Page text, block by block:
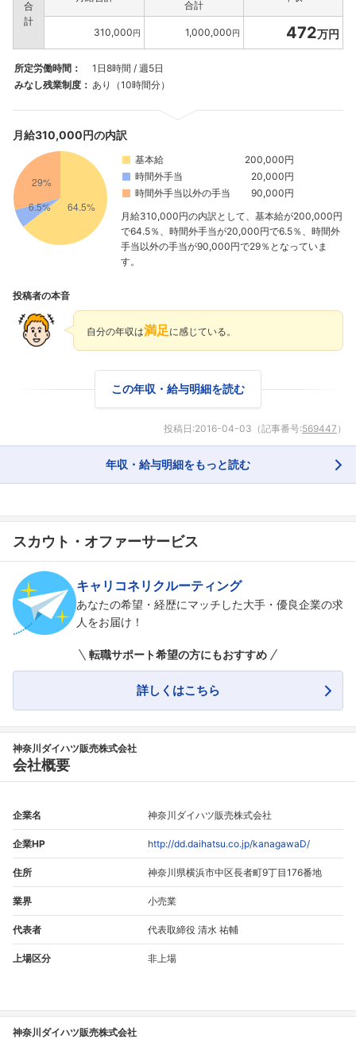
フォローしました
合
計
合計
310,000円 1,000,000円 472万円
所定労働時間：
1日8時間 / 週5日
みなし残業制度： あり（10時間分）
月給310,000円の内訳
基本給
200,000円
時間外手当
20,000円
時間外手当以外の手当
90,000円
月給310,000円の内訳として、基本給が200,000円
で64.5％、時間外手当が20,000円で6.5％、時間外
手当以外の手当が90,000円で29％となっていま
す。
投稿者の本音
自分の年収は満足 に感じている。
この年収・給与明細を読む
投稿日:2016-04-03 （記事番号:569447 ）
年収・給与明細をもっと読む
スカウト・オファーサービス
キャリコネリクルーティング
あなたの希望・経歴にマッチした大手・優良企業の求
人をお届け！
転職サポート希望の方にもおすすめ
詳しくはこちら
神奈川ダイハツ販売株式会社
会社概要
企業名 神奈川ダイハツ販売株式会社
企業HP http://dd.daihatsu.co.jp/kanagawaD/
住所 神奈川県横浜市中区長者町9丁目176番地
業界 小売業
代表者 代表取締役 清水 祐輔
上場区分 非上場
神奈川ダイハツ販売株式会社